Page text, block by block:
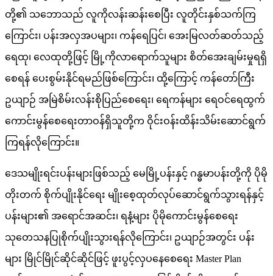
တို့၏ သဘောသည် လူကိုလန်းဆန်းစေပြီး လူတိုင်းနှစ်သက်ကြ
ကြောင်း၊ ပန်းအလှအပများ၊ ကန်ရေပြင်၊ အေးမြလတ်ဆတ်သည့်
ရေထု၊ လေထုတို့ဖြင့် မြို့ကိုလာရောက်သူများ စိတ်အေးချမ်းမှုရရှိ
စေရန် ပေးစွမ်းနိုင်ရမည်ဖြစ်ကြောင်း၊ ထို့ကြောင့် ကန်တော်ကြီး
ဥယျာဉ် အမြဲစိမ်းလန်းစိုပြည်စေရေး၊ ရေကန်များ ရေဝင်ရေထွက်
ကောင်းမွန်စေရေးတာဝန်ရှိသူတို့က ဝိုင်းဝန်းထိန်းသိမ်းဆောင်ရွက်
ကြရန်လိုကြောင်း။
ဒေသမျိုးရင်းပန်းများဖြစ်သည့် မေမြို့ပန်းနှင့် ဂန္ဓမာပန်းတို့ကို ပိုမို
တိုးတက် စိုက်ပျိုးနိုင်ရေး မျိုးစေ့ထုတ်လုပ်ဆောင်ရွက်သွားရန်နှင့်
ပန်းများ၏ အရောင်အဆင်း၊ ရနံ့များ ပိုမိုကောင်းမွန်စေရေး
သုတေသနပြုစိုက်ပျိုးသွားရန်လိုကြောင်း၊ ဥယျာဉ်အတွင်း ပန်း
များ မြိုင်မြိုင်ဆိုင်ဆိုင်ဖြင့် ဖူးပွင့်လှပနေစေရေး Master Plan